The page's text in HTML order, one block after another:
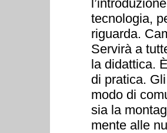
tecnologia,
riguarda.
Servirà a
la didattica.
di pratica.
modo di
sia la
mente alle